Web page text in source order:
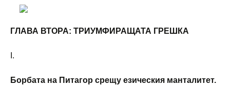
ГЛАВА ВТОРА: ТРИУМФИРАЩАТА ГРЕШКА
I.
Борбата на Питагор срещу езическия манталитет.